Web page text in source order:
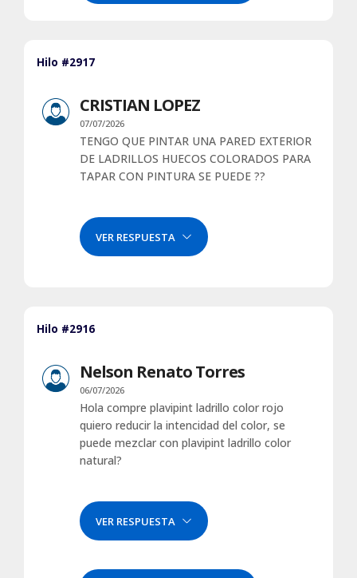
Hilo #2917
CRISTIAN LOPEZ
07/07/2026
TENGO QUE PINTAR UNA PARED EXTERIOR
DE LADRILLOS HUECOS COLORADOS PARA
TAPAR CON PINTURA SE PUEDE ??
VER RESPUESTA
Hilo #2916
Nelson Renato Torres
06/07/2026
Hola compre plavipint ladrillo color rojo
quiero reducir la intencidad del color, se
puede mezclar con plavipint ladrillo color
natural?
VER RESPUESTA